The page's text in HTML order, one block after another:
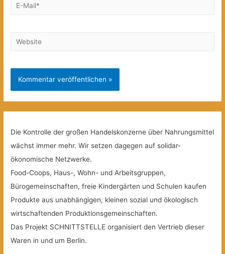
Website
Die Kontrolle der großen Handelskonzerne über Nahrungsmittel
wächst immer mehr. Wir setzen dagegen auf solidar-
ökonomische Netzwerke.
Food-Coops, Haus-, Wohn- und Arbeitsgruppen,
Bürogemeinschaften, freie Kindergärten und Schulen kaufen
Produkte aus unabhängigen, kleinen sozial und ökologisch
wirtschaftenden Produktionsgemeinschaften.
Das Projekt SCHNITTSTELLE organisiert den Vertrieb dieser
Waren in und um Berlin.